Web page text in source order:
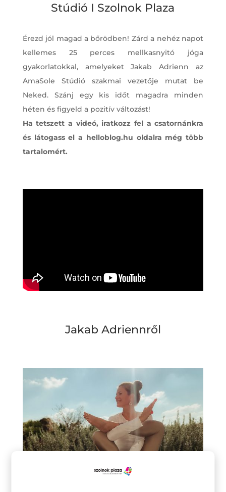
Stúdió I Szolnok Plaza
Érezd jól magad a bőrödben! Zárd a nehéz napot
kellemes 25 perces mellkasnyitó jóga
gyakorlatokkal, amelyeket Jakab Adrienn az
AmaSole Stúdió szakmai vezetője mutat be
Neked. Szánj egy kis időt magadra minden
héten és figyeld a pozitív változást!
Ha tetszett a videó, iratkozz fel a csatornánkra
és látogass el a helloblog.hu oldalra még több
tartalomért.
Jakab Adriennről